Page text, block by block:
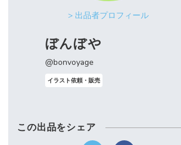
> 出品者プロフィール
ぼんぼや
@bonvoyage
イラスト依頼・販売
この出品をシェア